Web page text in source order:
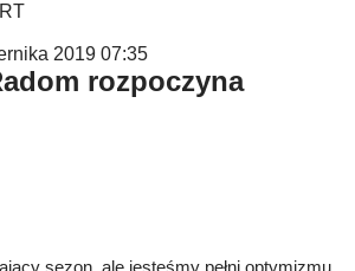
2019 07:35
rozpoczyna
sezon, ale jesteśmy pełni optymizmu